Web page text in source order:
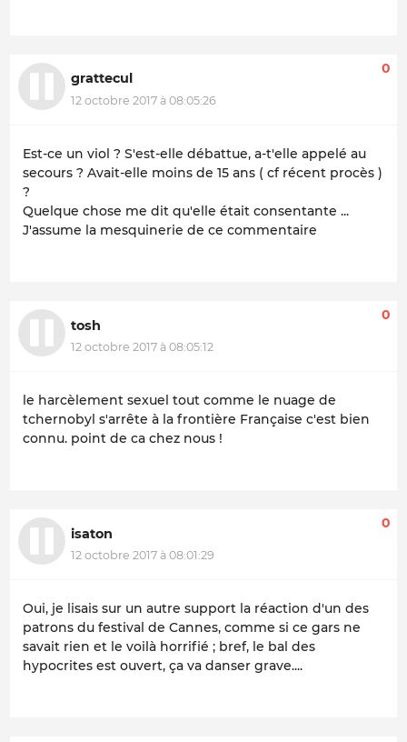
grattecul
12 octobre 2017 à 08:05:26
0
Est-ce un viol ? S'est-elle débattue, a-t'elle appelé au
secours ? Avait-elle moins de 15 ans ( cf récent procès )
?
Quelque chose me dit qu'elle était consentante ...
J'assume la mesquinerie de ce commentaire
tosh
12 octobre 2017 à 08:05:12
0
le harcèlement sexuel tout comme le nuage de
tchernobyl s'arrête à la frontière Française c'est bien
connu. point de ca chez nous !
isaton
12 octobre 2017 à 08:01:29
0
Oui, je lisais sur un autre support la réaction d'un des
patrons du festival de Cannes, comme si ce gars ne
savait rien et le voilà horrifié ; bref, le bal des
hypocrites est ouvert, ça va danser grave....